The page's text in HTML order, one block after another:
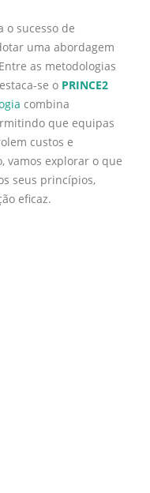
o sucesso de
uma abordagem
as metodologias
se o PRINCE2
combina
que equipas
custos e
vamos explorar o que
seus princípios,
eficaz.